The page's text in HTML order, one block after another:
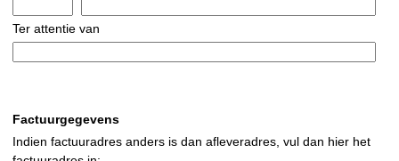
Ter attentie van
Factuurgegevens
Indien factuuradres anders is dan afleveradres, vul dan hier het